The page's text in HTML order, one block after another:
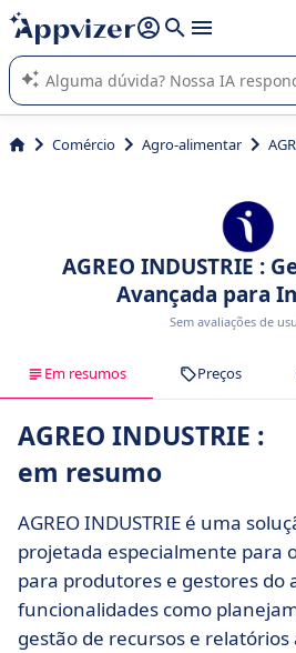
de nossa IA (várias linhas com
A IA do Appvizer o orienta no uso ou na
SaaS para sua empresa.
Comércio Agro-alimentar
AGREO INDUSTRIE :
Avançada para
Sem avaliações de
Em resumos Preços
AGREO INDUSTRIE :
em resumo
AGREO INDUSTRIE é uma
projetada especialmente para
para produtores e gestores do
funcionalidades como
gestão de recursos e relatórios